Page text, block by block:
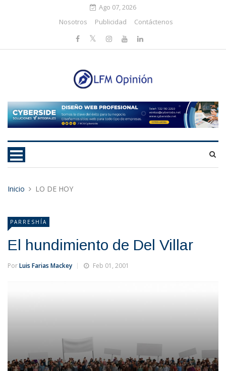
Ago 07, 2026
Nosotros
Publicidad Contáctenos
Inicio LO DE HOY
PARRESHÍA
El hundimiento de Del Villar
PorLuis Farias Mackey Feb 01, 2001